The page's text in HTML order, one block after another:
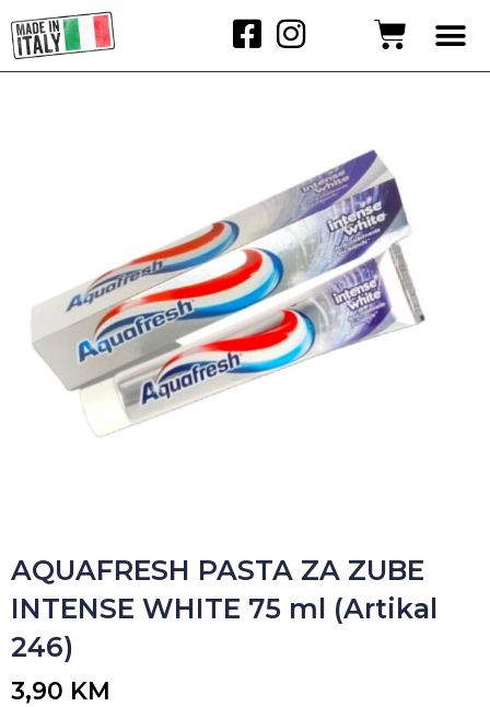
AQUAFRESH PASTA ZA ZUBE
INTENSE WHITE 75 ml (Artikal
246)
3,90 KM